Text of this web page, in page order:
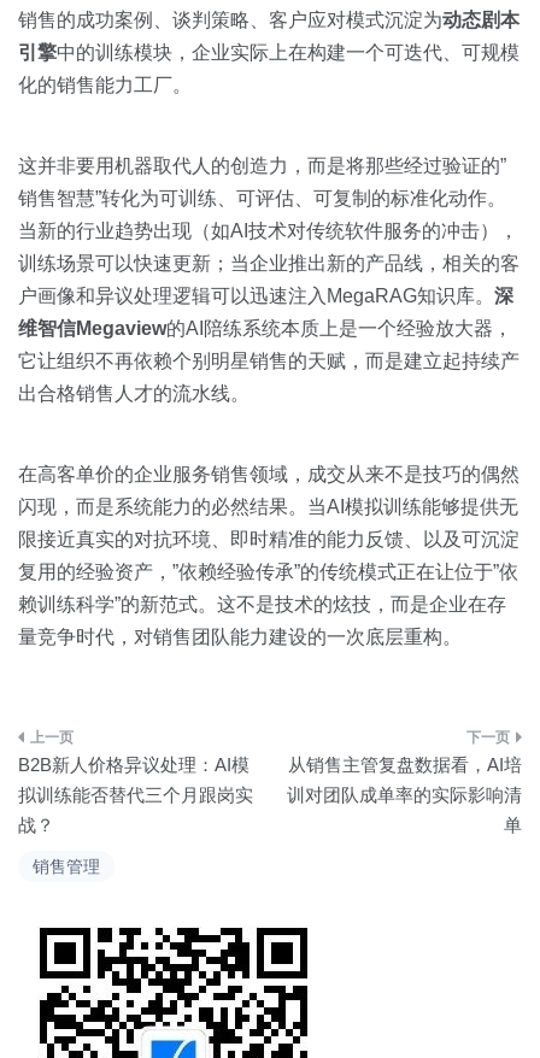
销售管理
销售的成功案例、谈判策略、客户应对模式沉淀为动态剧本
引擎中的训练模块，企业实际上在构建一个可迭代、可规模
化的销售能力工厂。
这并非要用机器取代人的创造力，而是将那些经过验证的”
销售智慧”转化为可训练、可评估、可复制的标准化动作。
当新的行业趋势出现（如AI技术对传统软件服务的冲击），
训练场景可以快速更新；当企业推出新的产品线，相关的客
户画像和异议处理逻辑可以迅速注入MegaRAG知识库。 深
维智信Megaview的AI陪练系统本质上是一个经验放大器，
它让组织不再依赖个别明星销售的天赋，而是建立起持续产
出合格销售人才的流水线。
在高客单价的企业服务销售领域，成交从来不是技巧的偶然
闪现，而是系统能力的必然结果。当AI模拟训练能够提供无
限接近真实的对抗环境、即时精准的能力反馈、以及可沉淀
复用的经验资产，”依赖经验传承”的传统模式正在让位于”依
赖训练科学”的新范式。这不是技术的炫技，而是企业在存
量竞争时代，对销售团队能力建设的一次底层重构。
文
章
导
B2B新人价格异议处理：AI模
拟训练能否替代三个月跟岗实
战？
从销售主管复盘数据看，AI培
训对团队成单率的实际影响清
单